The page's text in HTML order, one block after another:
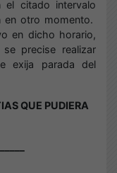
el citado intervalo
en otro momento.
en dicho horario,
precise realizar
exija parada del
QUE PUDIERA